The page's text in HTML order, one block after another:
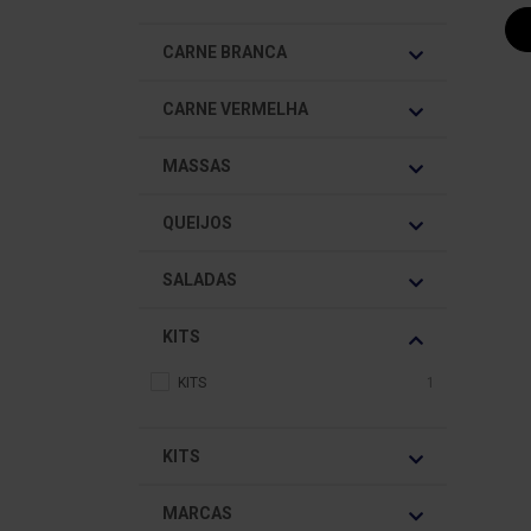
CARNE BRANCA
CARNE VERMELHA
MASSAS
QUEIJOS
SALADAS
KITS
KITS 1
KITS
MARCAS